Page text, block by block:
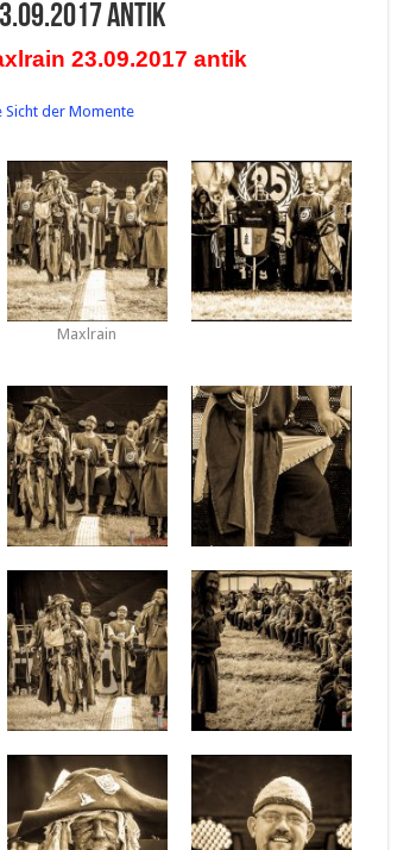
antik
23.09.2017 antik
der Momente
Maxlrain